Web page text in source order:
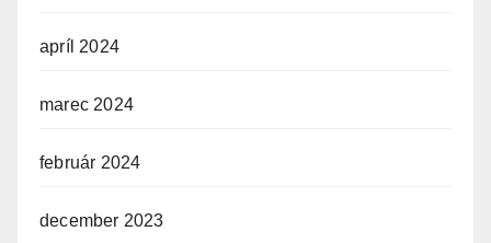
apríl 2024
marec 2024
február 2024
december 2023